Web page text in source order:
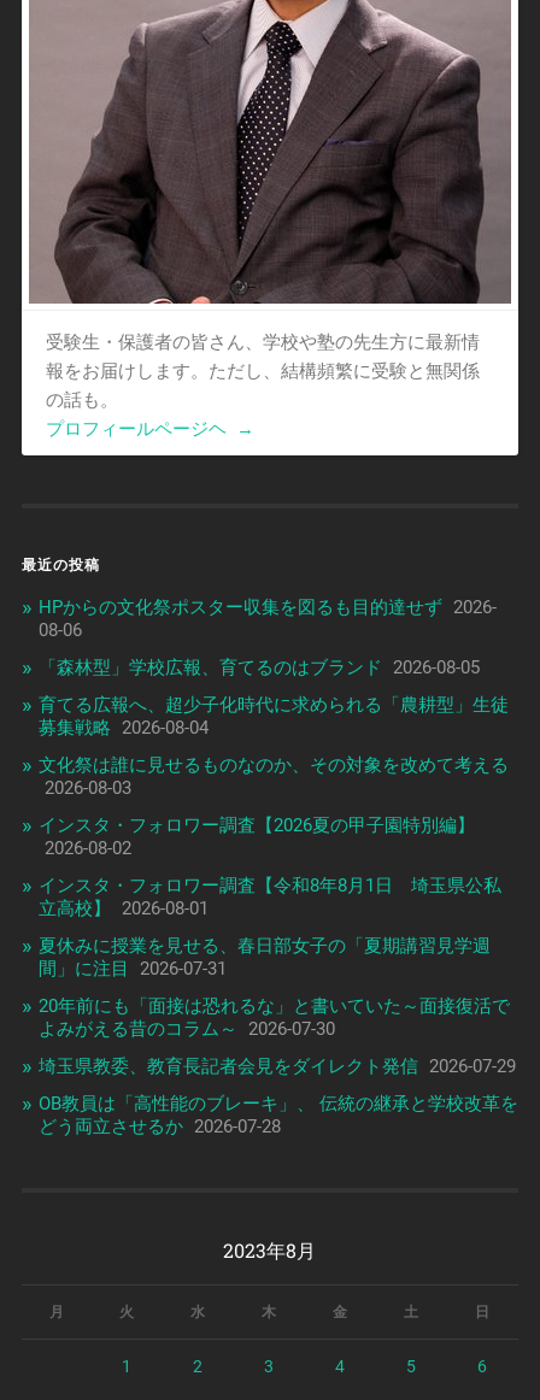
受験生・保護者の皆さん、学校や塾の先生方に最新情
報をお届けします。ただし、結構頻繁に受験と無関係
の話も。
プロフィールページヘ
→
最近の投稿
HPからの文化祭ポスター収集を図るも目的達せず 2026-
08-06
「森林型」学校広報、育てるのはブランド
2026-08-05
育てる広報へ、超少子化時代に求められる「農耕型」生徒
募集戦略
2026-08-04
文化祭は誰に見せるものなのか、その対象を改めて考える
2026-08-03
インスタ・フォロワー調査【2026夏の甲子園特別編】
2026-08-02
インスタ・フォロワー調査【令和8年8月1日 埼玉県公私
立高校】
2026-08-01
夏休みに授業を見せる、春日部女子の「夏期講習見学週
間」に注目
2026-07-31
20年前にも「面接は恐れるな」と書いていた～面接復活で
よみがえる昔のコラム～
2026-07-30
埼玉県教委、教育長記者会見をダイレクト発信 2026-07-29
OB教員は「高性能のブレーキ」、 伝統の継承と学校改革を
どう両立させるか 2026-07-28
2023年8月
月 火 水 木 金 土 日
1 2 3 4 5 6